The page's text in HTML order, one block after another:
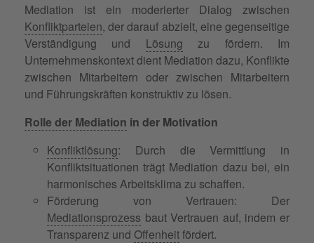
Mediation ist ein moderierter Dialog zwischen
Konfliktparteien, der darauf abzielt, eine gegenseitige
Verständigung und Lösung zu fördern. Im
Unternehmenskontext dient Mediation dazu, Konflikte
zwischen Mitarbeitern oder zwischen Mitarbeitern
und Führungskräften konstruktiv zu lösen.
Rolle der Mediation in der Motivation
Konfliktlösung: Durch die Vermittlung in
Konfliktsituationen trägt Mediation dazu bei, ein
harmonisches Arbeitsklima zu schaffen.
Förderung von Vertrauen: Der
Mediationsprozess baut Vertrauen auf, indem er
Transparenz und Offenheitfördert.